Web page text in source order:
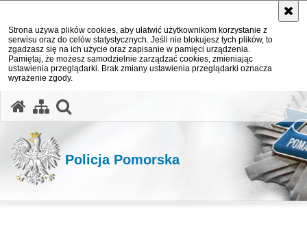
Strona używa plików cookies, aby ułatwić użytkownikom korzystanie z
serwisu oraz do celów statystycznych. Jeśli nie blokujesz tych plików, to
zgadzasz się na ich użycie oraz zapisanie w pamięci urządzenia.
Pamiętaj, że możesz samodzielnie zarządzać cookies, zmieniając
ustawienia przeglądarki. Brak zmiany ustawienia przeglądarki oznacza
wyrażenie zgody.
Policja Pomorska